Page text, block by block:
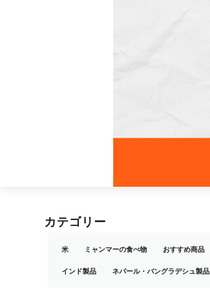
カテゴリー
米 ミャンマーの食べ物 おすすめ商品
インド製品 ネパール・バングラデシュ製品